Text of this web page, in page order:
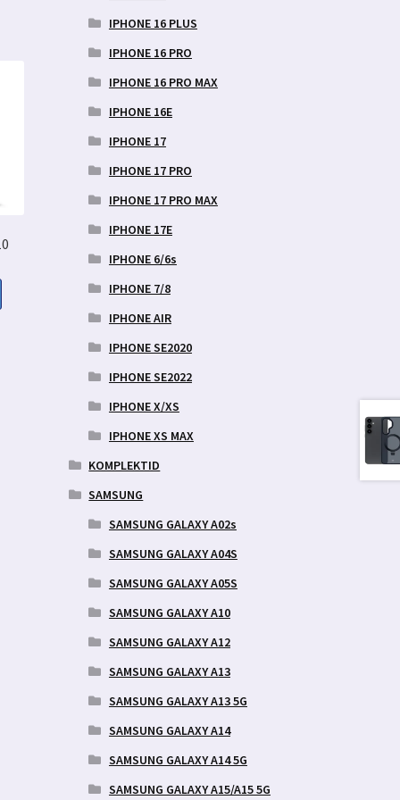
IPHONE 16 PLUS
IPHONE 16 PRO
IPHONE 16 PRO MAX
IPHONE 16E
IPHONE 17
IPHONE 17 PRO
IPHONE 17 PRO MAX
IPHONE 17E
IPHONE 6/6s
IPHONE 7/8
IPHONE AIR
IPHONE SE2020
IPHONE SE2022
IPHONE X/XS
IPHONE XS MAX
KOMPLEKTID
SAMSUNG
SAMSUNG GALAXY A02s
SAMSUNG GALAXY A04S
SAMSUNG GALAXY A05S
SAMSUNG GALAXY A10
SAMSUNG GALAXY A12
SAMSUNG GALAXY A13
SAMSUNG GALAXY A13 5G
SAMSUNG GALAXY A14
SAMSUNG GALAXY A14 5G
SAMSUNG GALAXY A15/A15 5G